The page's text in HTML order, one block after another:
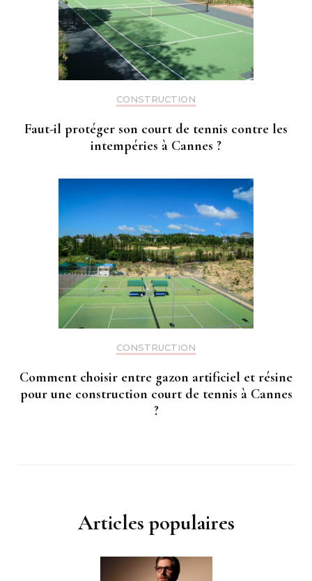
CONSTRUCTION
Faut-il protéger son court de tennis contre les
intempéries à Cannes ?
CONSTRUCTION
Comment choisir entre gazon artificiel et résine
pour une construction court de tennis à Cannes
?
Articles populaires